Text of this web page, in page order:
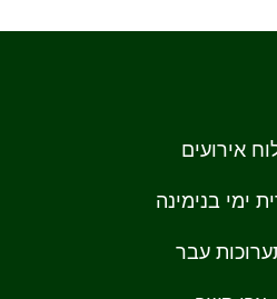
אירועים
ימי בנימינה
עבר